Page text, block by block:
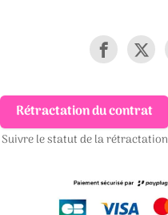
Rétractation du contrat
Suivre le statut de la rétractation